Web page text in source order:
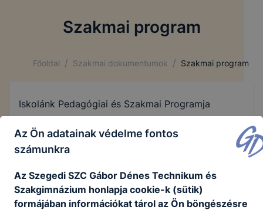
Szakmai program
Főoldal / Szakmai dokumentumok / Szakmai program
Iskolánk Pedagógiai és Szakmai Programja
Ped_Szakm_Prog_2025.docx
Letöltés
Ped_Szakm_Prog_2025.pdf
Az Ön adatainak védelme fontos
számunkra
Az Szegedi SZC Gábor Dénes Technikum és
Szakgimnázium honlapja cookie-k (sütik)
formájában információkat tárol az Ön böngészésre